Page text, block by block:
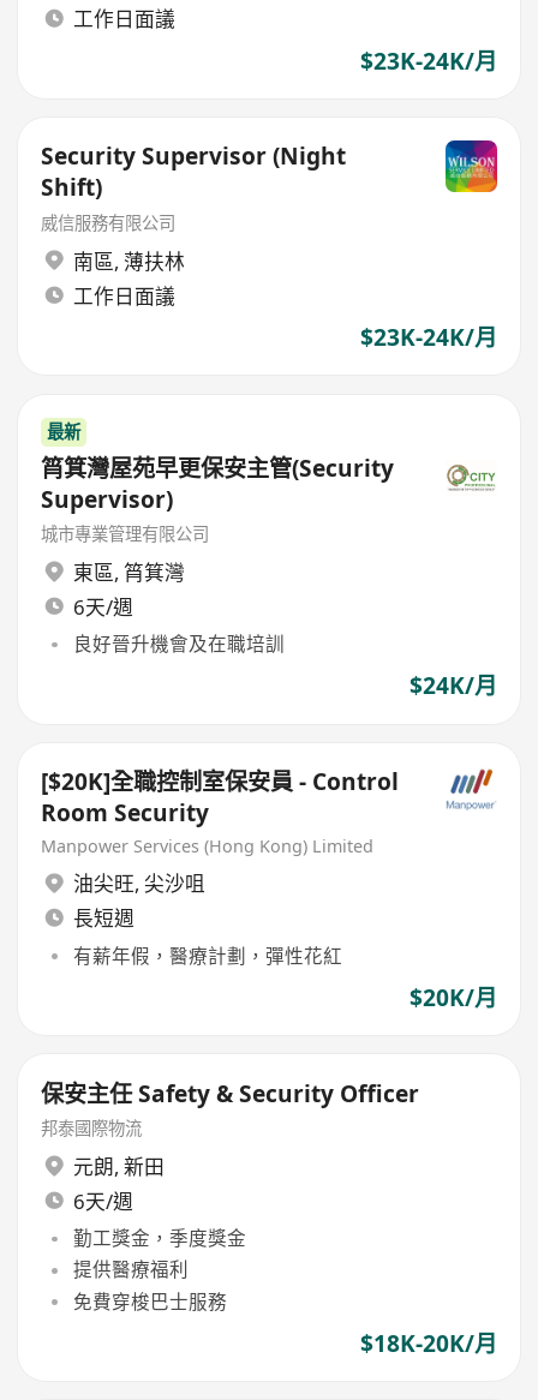
工作日面議
$23K-24K/月
Security Supervisor (Night
Shift)
威信服務有限公司
南區, 薄扶林
工作日面議
$23K-24K/月
最新
筲箕灣屋苑早更保安主管(Security
Supervisor)
城市專業管理有限公司
東區, 筲箕灣
6天/週
良好晉升機會及在職培訓
$24K/月
[$20K]全職控制室保安員 - Control
Room Security
Manpower Services (Hong Kong) Limited
油尖旺, 尖沙咀
長短週
有薪年假，醫療計劃，彈性花紅
$20K/月
保安主任 Safety & Security Officer
邦泰國際物流
元朗, 新田
6天/週
勤工獎金，季度獎金
提供醫療福利
免費穿梭巴士服務
$18K-20K/月